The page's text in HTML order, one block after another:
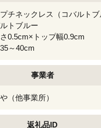
チネックレス（コバルトブ
トブルー
0.5cm×トップ幅0.9cm
～40cm
事業者
（他事業所）
返礼品ID